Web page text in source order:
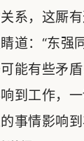
系，这厮
道：“东强
能有些矛
到工作，
事情影响